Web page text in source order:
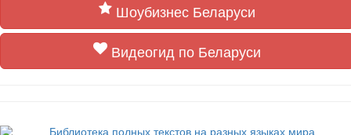
Шоубизнес Беларуси
Видеогид по Беларуси